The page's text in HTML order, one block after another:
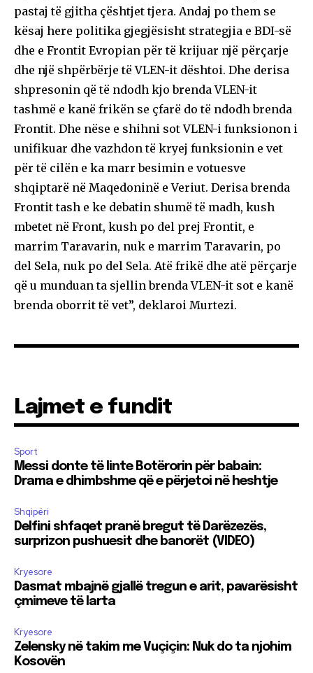
pastaj të gjitha çështjet tjera. Andaj po them se
kësaj here politika gjegjësisht strategjia e BDI-së
dhe e Frontit Evropian për të krijuar një përçarje
dhe një shpërbërje të VLEN-it dështoi. Dhe derisa
shpresonin që të ndodh kjo brenda VLEN-it
tashmë e kanë frikën se çfarë do të ndodh brenda
Frontit. Dhe nëse e shihni sot VLEN-i funksionon i
unifikuar dhe vazhdon të kryej funksionin e vet
për të cilën e ka marr besimin e votuesve
shqiptarë në Maqedoninë e Veriut. Derisa brenda
Frontit tash e ke debatin shumë të madh, kush
mbetet në Front, kush po del prej Frontit, e
marrim Taravarin, nuk e marrim Taravarin, po
del Sela, nuk po del Sela. Atë frikë dhe atë përçarje
që u munduan ta sjellin brenda VLEN-it sot e kanë
brenda oborrit të vet”, deklaroi Murtezi.
Lajmet e fundit
Sport
Messi donte të linte Botërorin për babain:
Drama e dhimbshme që e përjetoi në heshtje
Shqipëri
Delfini shfaqet pranë bregut të Darëzezës,
surprizon pushuesit dhe banorët (VIDEO)
Kryesore
Dasmat mbajnë gjallë tregun e arit, pavarësisht
çmimeve të larta
Kryesore
Zelensky në takim me Vuçiçin: Nuk do ta njohim
Kosovën